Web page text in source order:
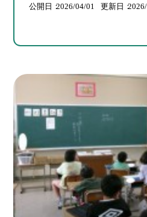
公開日 2026/04/01 更新日